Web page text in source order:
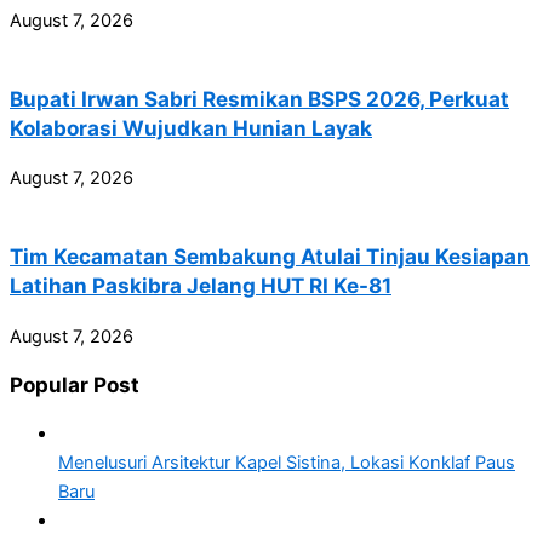
August 7, 2026
Bupati Irwan Sabri Resmikan BSPS 2026, Perkuat
Kolaborasi Wujudkan Hunian Layak
August 7, 2026
Tim Kecamatan Sembakung Atulai Tinjau Kesiapan
Latihan Paskibra Jelang HUT RI Ke-81
August 7, 2026
Popular Post
Menelusuri Arsitektur Kapel Sistina, Lokasi Konklaf Paus
Baru